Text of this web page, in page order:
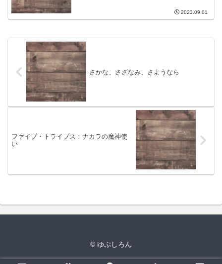
2023.09.01
さかな、さざなみ、さようなら
ファイブ・トライブス：ナカラの魔神使
い
© ゆぷしろん